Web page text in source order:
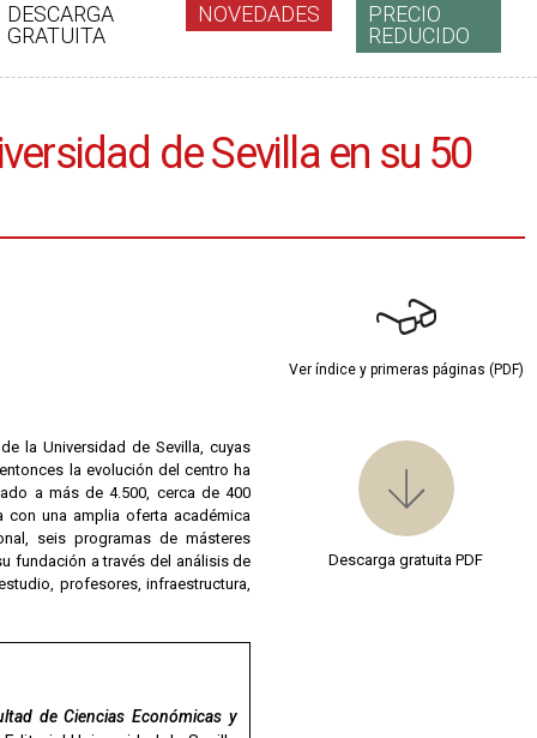
DESCARGA
GRATUITA
NOVEDADES
PRECIO
REDUCIDO
de Sevilla en su 50
la Universidad de Sevilla, cuyas
la evolución del centro ha
a más de 4.500, cerca de 400
una amplia oferta académica
seis programas de másteres
fundación a través del análisis de
profesores, infraestructura,
de Ciencias Económicas y
Ver índice y primeras páginas (PDF)
Descarga gratuita PDF